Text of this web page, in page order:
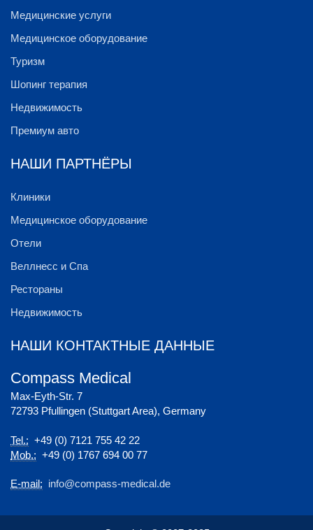
Медицинские услуги
Медицинское оборудование
Туризм
Шопинг терапия
Недвижимость
Премиум авто
НАШИ ПАРТНЁРЫ
Клиники
Медицинское оборудование
Отели
Веллнесс и Спа
Рестораны
Недвижимость
НАШИ КОНТАКТНЫЕ ДАННЫЕ
Compass Medical
Max-Eyth-Str. 7
72793 Pfullingen (Stuttgart Area), Germany
Tel.: +49 (0) 7121 755 42 22
Mob.: +49 (0) 1767 694 00 77
E-mail: info@compass-medical.de